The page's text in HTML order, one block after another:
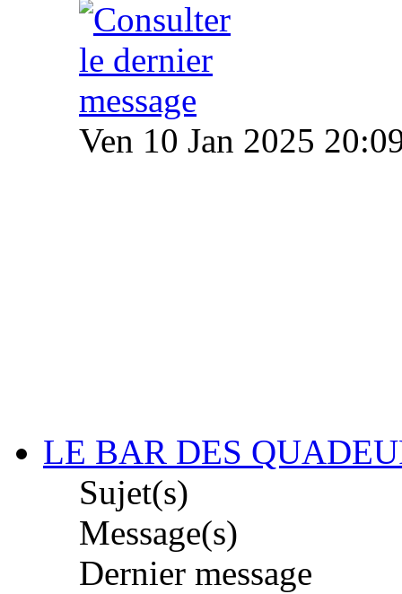
Ven 10 Jan 2025
LE BAR DES
Sujet(s)
Message(s)
Dernier message